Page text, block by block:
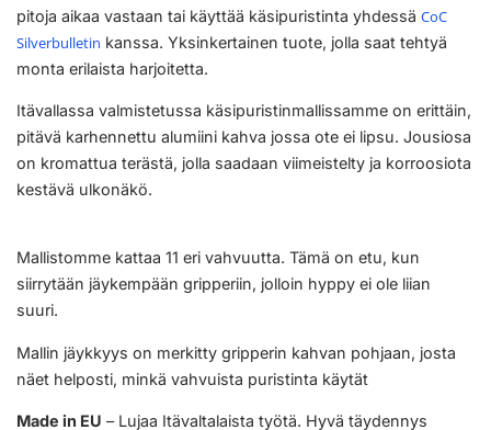
pitoja aikaa vastaan tai käyttää käsipuristinta yhdessä CoC
Silverbulletin kanssa. Yksinkertainen tuote, jolla saat tehtyä
monta erilaista harjoitetta.
Itävallassa valmistetussa käsipuristinmallissamme on erittäin,
pitävä karhennettu alumiini kahva jossa ote ei lipsu. Jousiosa
on kromattua terästä, jolla saadaan viimeistelty ja korroosiota
kestävä ulkonäkö.
Mallistomme kattaa 11 eri vahvuutta. Tämä on etu, kun
siirrytään jäykempään gripperiin, jolloin hyppy ei ole liian
suuri.
Mallin jäykkyys on merkitty gripperin kahvan pohjaan, josta
näet helposti, minkä vahvuista puristinta käytät
Made in EU – Lujaa Itävaltalaista työtä. Hyvä täydennys